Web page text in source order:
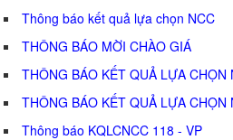
Thông báo kết quả lựa chọn NCC
THÔNG BÁO MỜI CHÀO GIÁ
THÔNG BÁO KẾT QUẢ LỰA CHỌN
THÔNG BÁO KẾT QUẢ LỰA CHỌN
Thông báo KQLCNCC 118 - VP